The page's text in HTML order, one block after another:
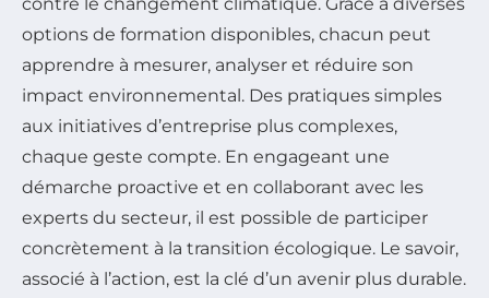
options de formation disponibles, chacun peut
apprendre à mesurer, analyser et réduire son
impact environnemental. Des pratiques simples
aux initiatives d’entreprise plus complexes,
chaque geste compte. En engageant une
démarche proactive et en collaborant avec les
experts du secteur, il est possible de participer
concrètement à la transition écologique. Le savoir,
associé à l’action, est la clé d’un avenir plus durable.